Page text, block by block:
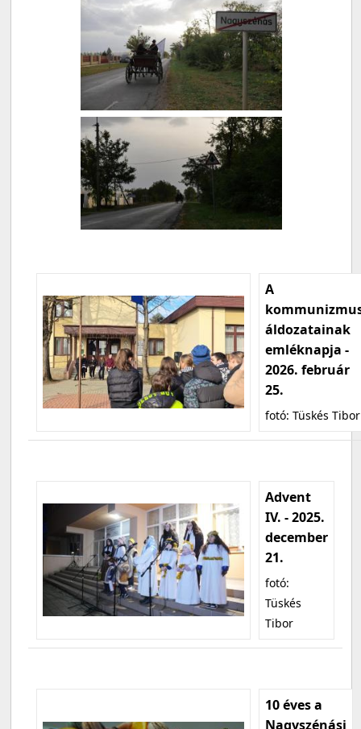
A
áldozatainak
emléknapja -
2026. február
25.
fotó: Tüskés Tibor
Advent
IV. - 2025.
december
21.
fotó:
Tüskés
Tibor
10 éves a
Nagyszénási